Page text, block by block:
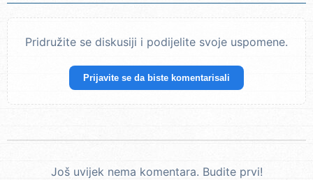
Pridružite se diskusiji i podijelite svoje uspomene.
Prijavite se da biste komentarisali
Još uvijek nema komentara. Budite prvi!